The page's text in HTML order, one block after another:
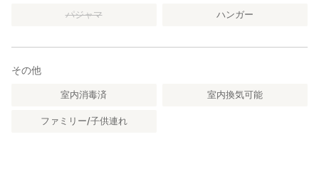
パジャマ ハンガー
その他
室内消毒済 室内換気可能
ファミリー/子供連れ